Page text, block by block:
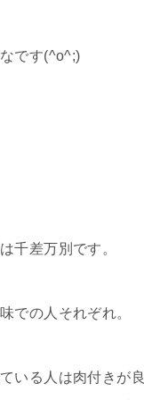
です(^o^;)
千差万別です。
での人それぞれ。
いる人は肉付きが